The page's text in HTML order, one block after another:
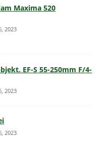
Maxima 520
2023
EF-S 55-250mm F/4-
2023
2023